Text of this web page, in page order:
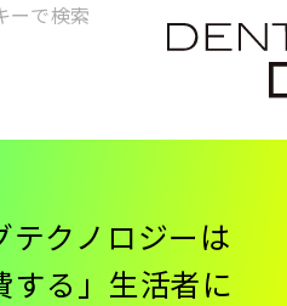
検
索
マ
テクノロジーは
する」生活者に